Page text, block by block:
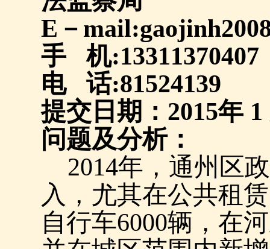
E －
手
机:13311370407
电
话:81524139
提交日期： 2015年1
问题及分析：
2014年，通州区
入，尤其在公共租
自行车6000辆，在